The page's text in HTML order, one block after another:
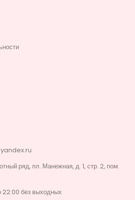
ряд, пл. Манежная, д. 1, стр. 2, пом.
22:00 без выходных